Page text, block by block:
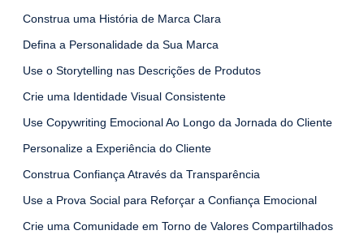
Construa uma História de Marca Clara
Defina a Personalidade da Sua Marca
Use o Storytelling nas Descrições de Produtos
Crie uma Identidade Visual Consistente
Use Copywriting Emocional Ao Longo da Jornada do Cliente
Personalize a Experiência do Cliente
Construa Confiança Através da Transparência
Use a Prova Social para Reforçar a Confiança Emocional
Crie uma Comunidade em Torno de Valores Compartilhados